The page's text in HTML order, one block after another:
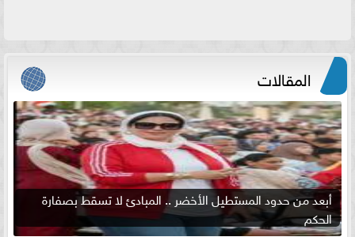
المقالات
أبعد من حدود المستطيل الأخضر .. المبادئ لا تسقط بصفارة
الحكم